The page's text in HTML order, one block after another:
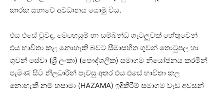
කාරක සභාවේ අවධානය යොමු විය.
එය එසේ වුවද, මෙහෙයුම් හා සම්බන්ධ ගැටලුවක් හේතුවෙන්
එය භාවිතා කළ නොහැකි බවට සීමාසහිත ගුවන් තොටුපල හා
ගුවන් සේවා (ශ්‍රී ලංකා) (පෞද්ගලික) සමාගම නියෝජනය කරමින්
පැමිණ සිටි නිලධාරීන් පැවසු අතර එය එසේ භාවිතා කල
නොහැකි නම් හසාමා (HAZAMA) ඉදිකිරීම් සමාගම වැඩ අවසන්